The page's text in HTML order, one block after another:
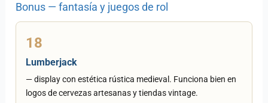
Bonus — fantasía y juegos de rol
18
Lumberjack
— display con estética rústica medieval. Funciona bien en
logos de cervezas artesanas y tiendas vintage.